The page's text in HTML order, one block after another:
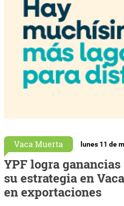
Vaca Muerta lunes 11 de
YPF logra
su estrategia en
en exportaciones